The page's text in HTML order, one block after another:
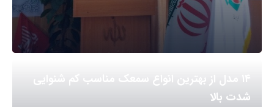
۱۴ مدل از بهترین انواع سمعک مناسب کم شنوایی
شدت بالا